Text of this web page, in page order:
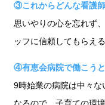
③これからどんな看護
思いやりの心を忘れず
ッフに信頼してもらえ
④有恵会病院で働こう
9時始業の病院は中々な